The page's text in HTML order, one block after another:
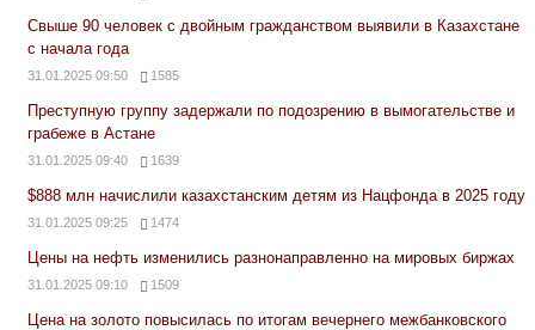
Свыше 90 человек с двойным гражданством выявили в Казахстане
с начала года
31.01.2025 09:50 1585
Преступную группу задержали по подозрению в вымогательстве и
грабеже в Астане
31.01.2025 09:40 1639
$888 млн начислили казахстанским детям из Нацфонда в 2025 году
31.01.2025 09:25 1474
Цены на нефть изменились разнонаправленно на мировых биржах
31.01.2025 09:10 1509
Цена на золото повысилась по итогам вечернего межбанковского